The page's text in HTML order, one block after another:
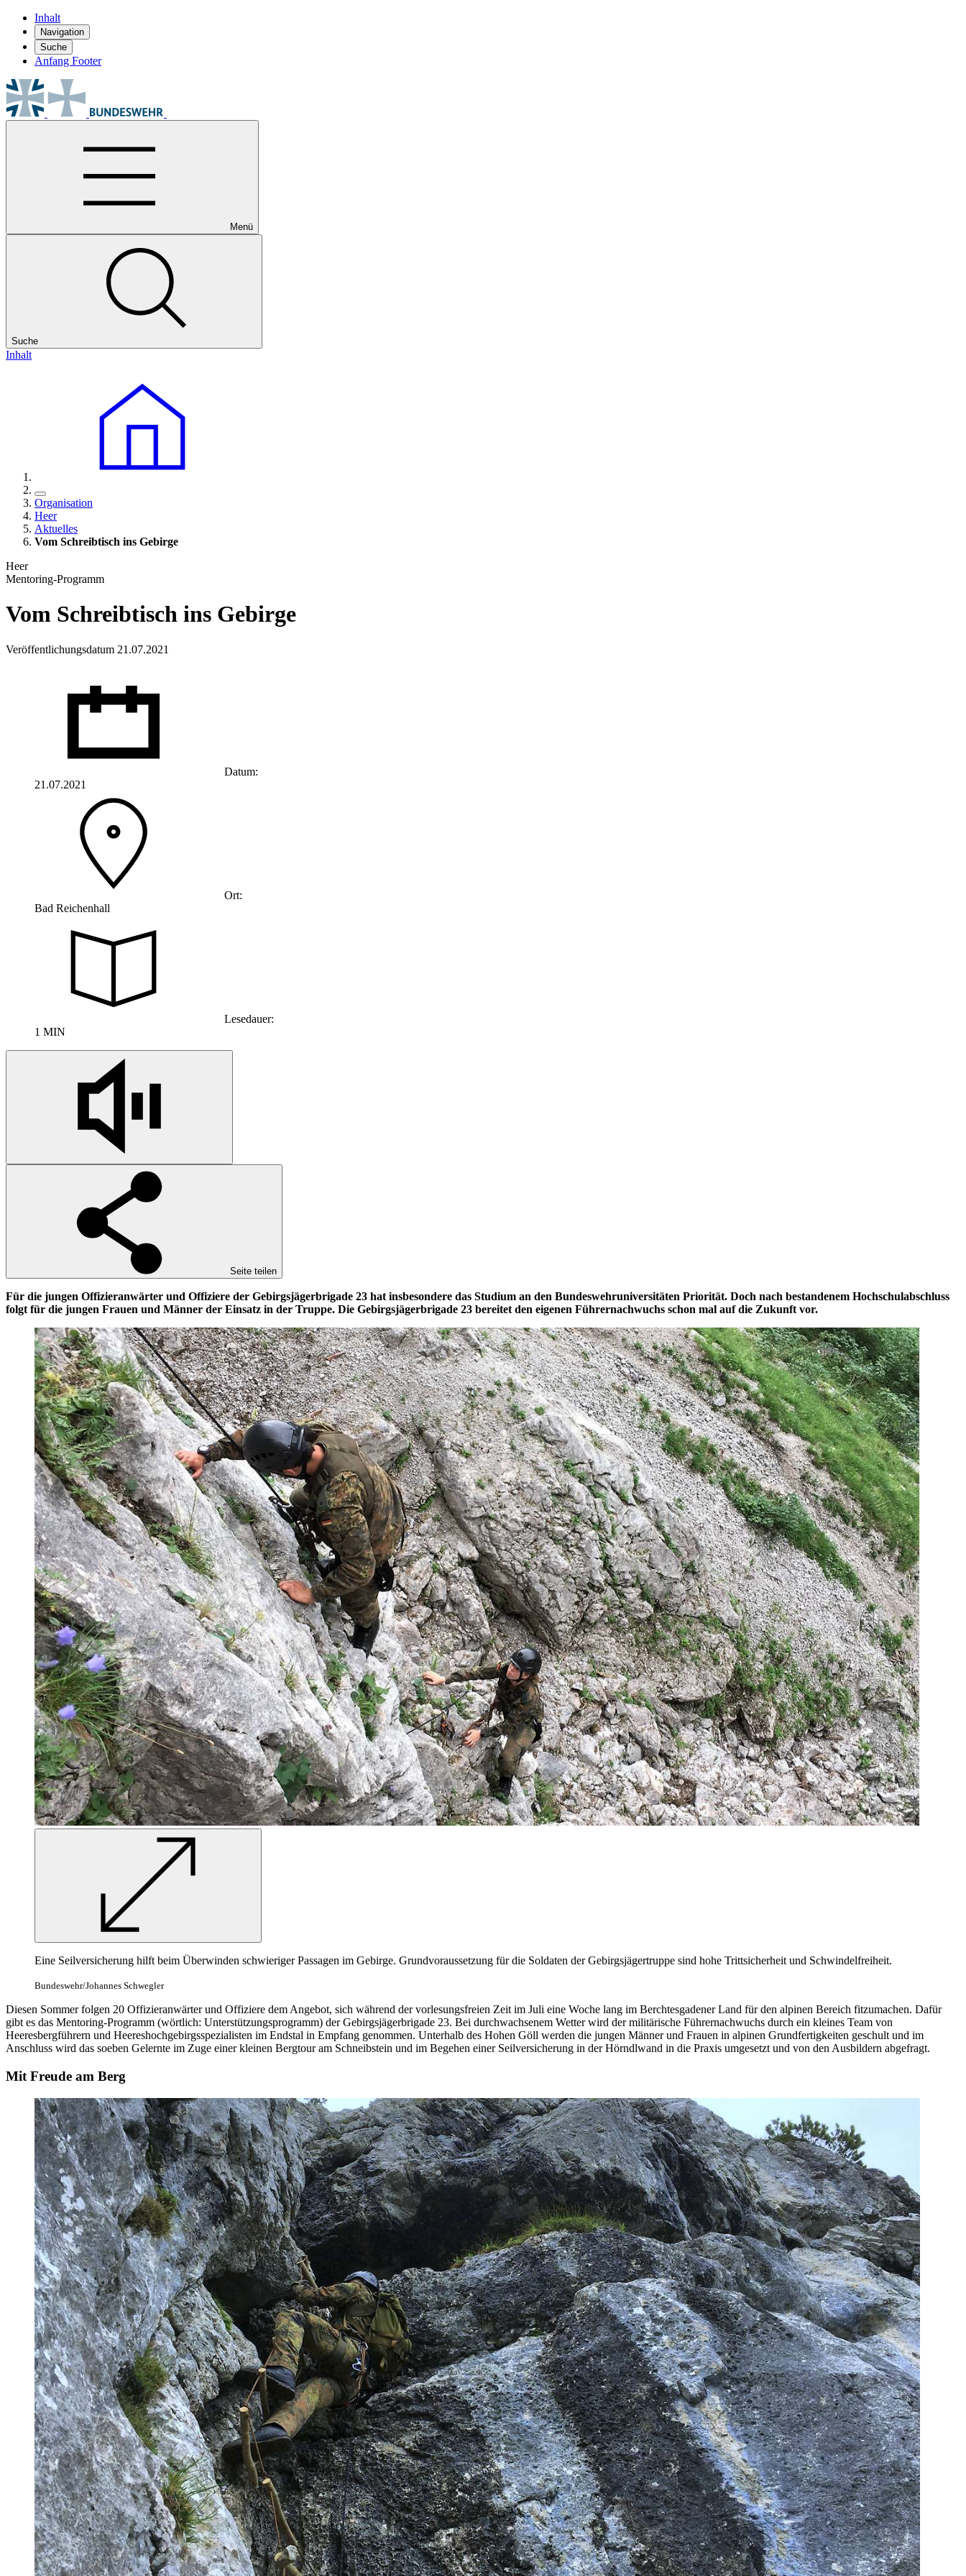
Inhalt
Navigation
Suche
Anfang Footer
Menü
Suche
Inhalt
Organisation
Heer
Aktuelles
Vom Schreibtisch ins Gebirge
Heer
Mentoring-Programm
Vom Schreibtisch ins Gebirge
Veröffentlichungsdatum 21.07.2021
Datum:
21.07.2021
Ort:
Bad Reichenhall
Lesedauer:
1 MIN
Seite teilen
Für die jungen Offizieranwärter und Offiziere der Gebirgsjägerbrigade 23 hat insbesondere das Studium an den Bundeswehruniversitäten Priorität. Doch nach bestandenem Hochschulabschluss
folgt für die jungen Frauen und Männer der Einsatz in der Truppe. Die Gebirgsjägerbrigade 23 bereitet den eigenen Führernachwuchs schon mal auf die Zukunft vor.
Eine Seilversicherung hilft beim Überwinden schwieriger Passagen im Gebirge. Grundvoraussetzung für die Soldaten der Gebirgsjägertruppe sind hohe Trittsicherheit und Schwindelfreiheit.
Bundeswehr/Johannes Schwegler
Diesen Sommer folgen 20 Offizieranwärter und Offiziere dem Angebot, sich während der vorlesungsfreien Zeit im Juli eine Woche lang im Berchtesgadener Land für den alpinen Bereich fitzumachen. Dafür
gibt es das Mentoring-Programm (wörtlich: Unterstützungsprogramm) der Gebirgsjägerbrigade 23. Bei durchwachsenem Wetter wird der militärische Führernachwuchs durch ein kleines Team von
Heeresbergführern und Heereshochgebirgsspezialisten im Endstal in Empfang genommen. Unterhalb des Hohen Göll werden die jungen Männer und Frauen in alpinen Grundfertigkeiten geschult und im
Anschluss wird das soeben Gelernte im Zuge einer kleinen Bergtour am Schneibstein und im Begehen einer Seilversicherung in der Hörndlwand in die Praxis umgesetzt und von den Ausbildern abgefragt.
Mit Freude am Berg